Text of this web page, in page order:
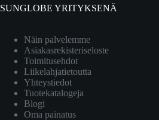
SUNGLOBE YRITYKSENÄ
Näin palvelemme
Asiakasrekisteriseloste
Toimitusehdot
Liikelahjatietoutta
Yhteystiedot
Tuotekatalogeja
Blogi
Oma painatus